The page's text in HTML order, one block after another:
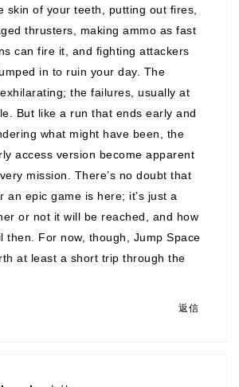
skin of your teeth, putting out fires,
thrusters, making ammo as fast
can fire it, and fighting attackers
in to ruin your day. The
the failures, usually at
But like a run that ends early and
what might have been, the
access version become apparent
mission. There’s no doubt that
an epic game is here; it’s just a
or not it will be reached, and how
then. For now, though, Jump Space
at least a short trip through the
返信